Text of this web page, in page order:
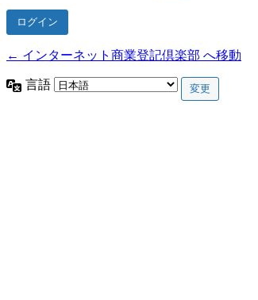
← インターネット商業登記倶楽部 へ移動
言語